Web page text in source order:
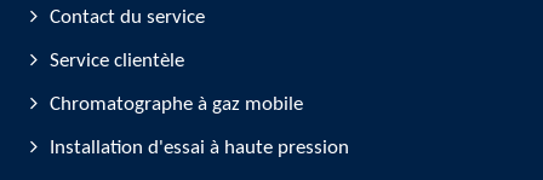
Contact du service
Service clientèle
Chromatographe à gaz mobile
Installation d'essai à haute pression